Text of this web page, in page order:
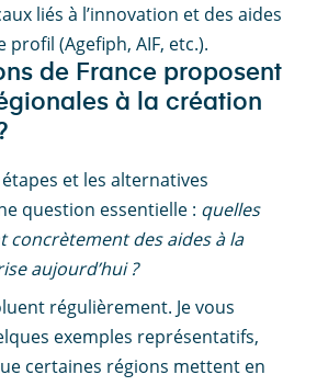
liés à l’innovation et des aides
(Agefiph, AIF, etc.).
de France proposent
à la création
et les alternatives
question essentielle : quelles
concrètement des aides à la
aujourd’hui ?
régulièrement. Je vous
exemples représentatifs,
certaines régions mettent en